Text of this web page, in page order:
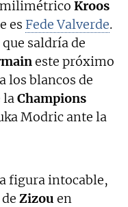
Kroos
es Fede Valverde.
saldría de
este próximo
los blancos de
laChampions
Modric ante la
figura intocable,
Zizou en